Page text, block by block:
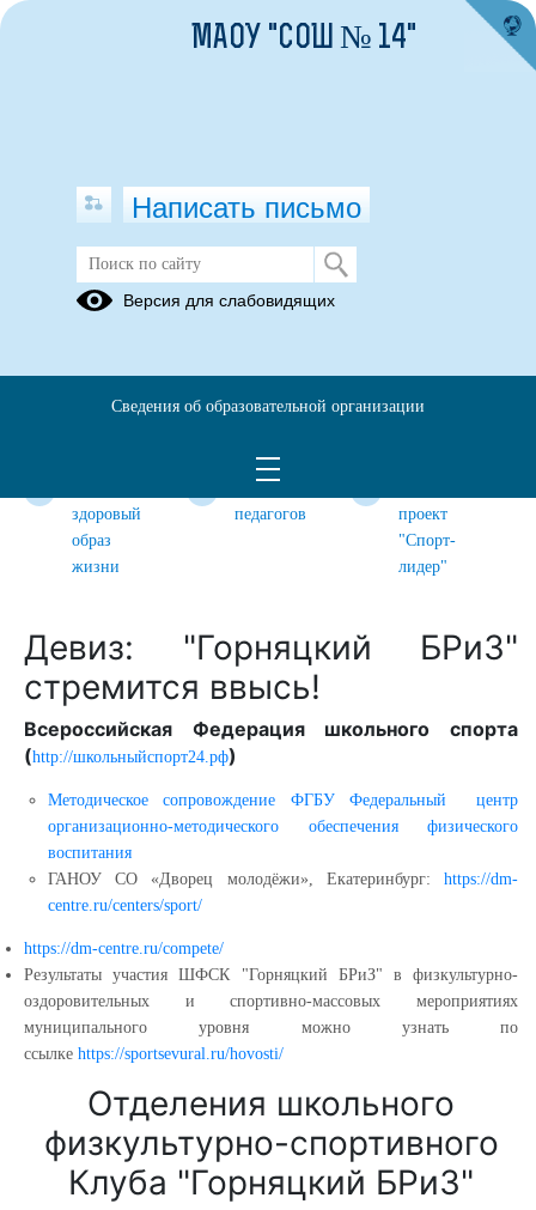
Школьный физкультурно-спортивный
клуб "Горняцкий БРиЗ" (Бодрость,
Новости
Деятельность
здоровый
образ
жизни
педагогов
проект
"Спорт-
лидер"
Девиз: "Горняцкий БРиЗ"
стремится ввысь!
Всероссийская Федерация школьного спорта
(http://школьныйспорт24.рф)
Методическое сопровождение ФГБУ Федеральный центр
организационно-методического обеспечения физического
воспитания
ГАНОУ СО «Дворец молодёжи», Екатеринбург: https://dm-
centre.ru/centers/sport/
https://dm-centre.ru/compete/
Результаты участия ШФСК "Горняцкий БРиЗ" в физкультурно-
оздоровительных и спортивно-массовых мероприятиях
муниципального уровня можно узнать по
ссылке https://sportsevural.ru/hovosti/
Отделения школьного
физкультурно-спортивного
Клуба "Горняцкий БРиЗ"
МАОУ "СОШ № 14"
Написать письмо
Версия для слабовидящих
Сведения об образовательной организации